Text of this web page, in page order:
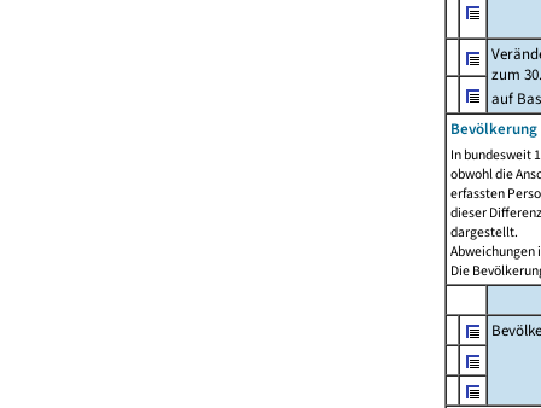
zum
auf
Bevölkerung
In bundesweit
obwohl die
erfassten
dieser
dargestellt.
Abweichungen
Die